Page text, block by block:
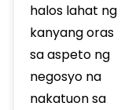
halos lahat ng
kanyang oras
sa aspeto ng
negosyo na
nakatuon sa